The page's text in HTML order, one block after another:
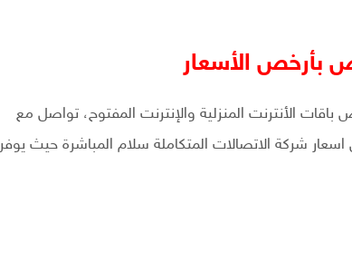
بأرخص الأسعار
الأنترنت المنزلية والإنترنت المفتوح، تواصل مع
شركة الاتصالات المتكاملة سلام المباشرة حيث يوفر